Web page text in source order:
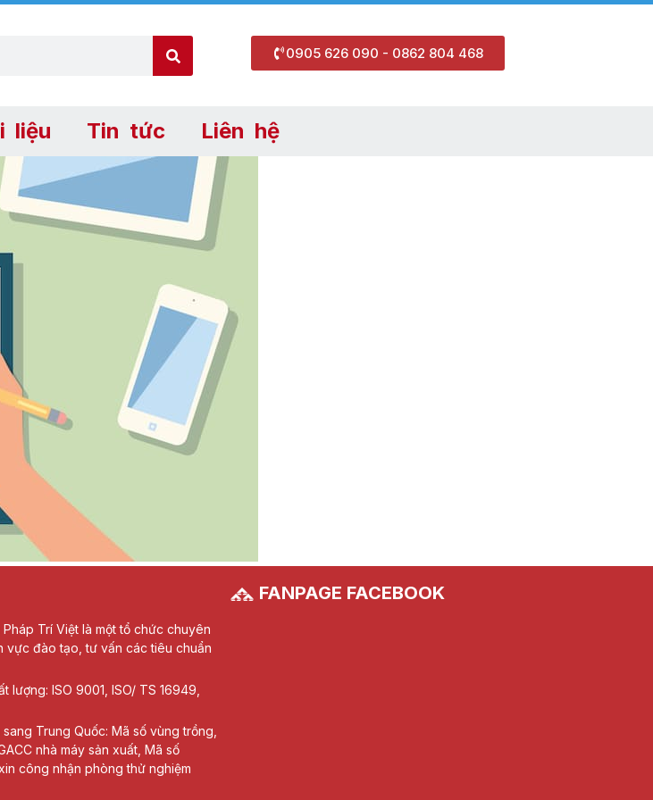
0905 626 090 - 0862 804 468
liệu Tin tức Liên hệ
Trí Việt là một tổ chức chuyên
vực đào tạo, tư vấn các tiêu chuẩn
lượng: ISO 9001, ISO/ TS 16949,
Trung Quốc: Mã số vùng trồng,
nhà máy sản xuất, Mã số
công nhận phòng thử nghiệm
FANPAGE FACEBOOK